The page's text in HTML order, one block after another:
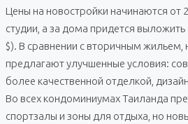
Цены на новостройки начинаются от
студии, а за дома придется выложить
$). В сравнении с вторичным жильем,
предлагают улучшенные условия:
более качественной отделкой,
Во всех кондоминиумах Таиланда
спортзалы и зоны для отдыха, но